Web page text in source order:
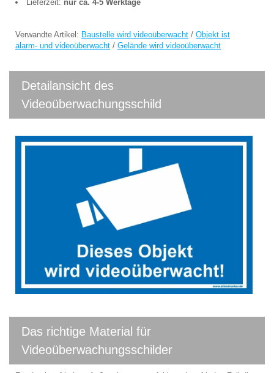
Lieferzeit: nur ca. 4-5 Werktage
Verwandte Artikel: Baustelle wird videoüberwacht / Objekt ist
alarm- und videoüberwacht / Gelände wird videoüberwacht
Detailansicht des
Videoüberwachungsschild
Das richtige Material für
Videoüberwachungsschilder